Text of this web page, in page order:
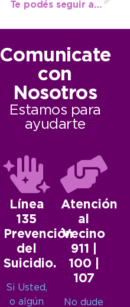
Te podés seguir anotando para la Tecnicatura en Turismo
Comunicate
con
Nosotros
Estamos para
ayudarte
Línea
135
Prevención
del
Suicidio.
Si Usted,
o algún
Atención
al
Vecino
911 |
100 |
107
No dude